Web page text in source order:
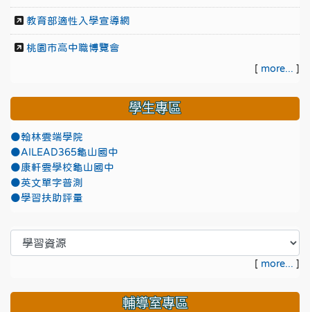
教育部適性入學宣導網
桃園市高中職博覽會
[ more... ]
學生專區
●翰林雲端學院
●AILEAD365龜山國中
●康軒雲學校龜山國中
●英文單字普測
●學習扶助評量
[ more... ]
輔導室專區